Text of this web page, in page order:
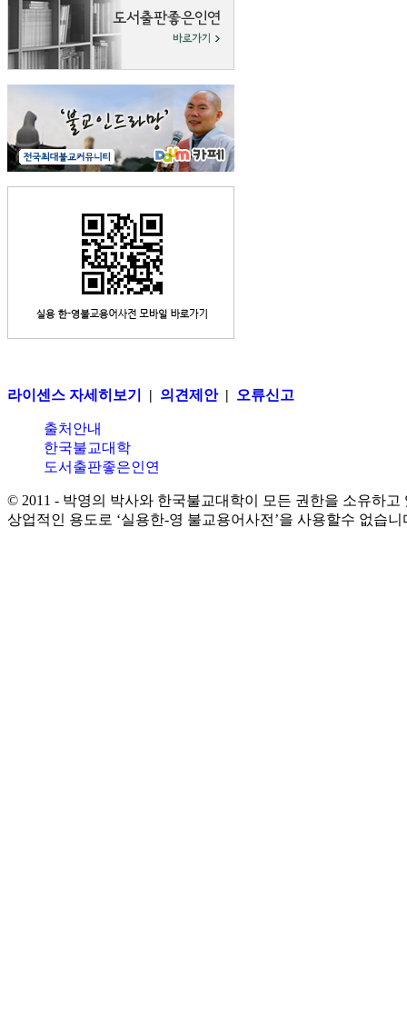
라이센스 자세히보기 | 의견제안| 오류신고
출처안내
한국불교대학
도서출판좋은인연
© 2011 - 박영의 박사와 한국불교대학이 모든 권한을 소유하고
상업적인 용도로 ‘실용한-영 불교용어사전’을 사용할수 없습니